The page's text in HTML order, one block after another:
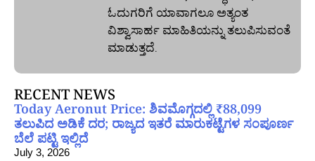
ಓದುಗರಿಗೆ ಯಾವಾಗಲೂ ಅತ್ಯಂತ
ವಿಶ್ವಾಸಾರ್ಹ ಮಾಹಿತಿಯನ್ನು ತಲುಪಿಸುವಂತೆ
ಮಾಡುತ್ತದೆ.
RECENT NEWS
Today Aeronut Price: ಶಿವಮೊಗ್ಗದಲ್ಲಿ ₹88,099
ತಲುಪಿದ ಅಡಿಕೆ ದರ; ರಾಜ್ಯದ ಇತರೆ ಮಾರುಕಟ್ಟೆಗಳ ಸಂಪೂರ್ಣ
ಬೆಲೆ ಪಟ್ಟಿ ಇಲ್ಲಿದೆ
July 3, 2026